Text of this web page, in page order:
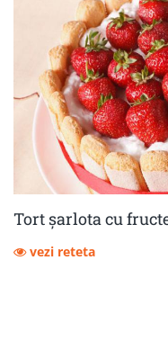
Tort șarlota cu
vezi reteta